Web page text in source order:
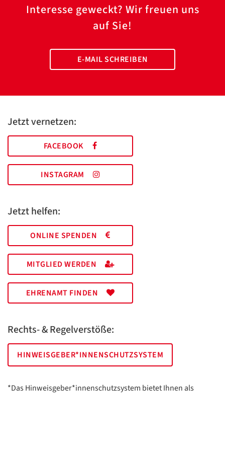
Interesse geweckt? Wir freuen uns
auf Sie!
E-MAIL SCHREIBEN
Jetzt vernetzen:
FACEBOOK
INSTAGRAM
Jetzt helfen:
ONLINE SPENDEN
MITGLIED WERDEN
EHRENAMT FINDEN
Rechts- & Regelverstöße:
HINWEISGEBER*INNENSCHUTZSYSTEM
*Das Hinweisgeber*innenschutzsystem bietet Ihnen als